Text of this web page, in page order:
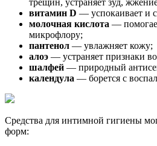
трещин, устраняет зуд,
витамин D — успокаивает и
молочная кислота —
микрофлору;
пантенол — увлажняет кожу;
алоэ — устраняет признаки
шалфей — природный
календула — борется с
Средства для интимной гигиены
форм: